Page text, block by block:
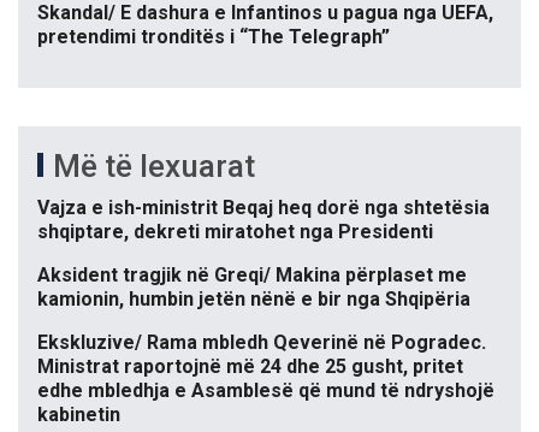
Skandal/ E dashura e Infantinos u pagua nga UEFA,
pretendimi tronditës i “The Telegraph”
Më të lexuarat
Vajza e ish-ministrit Beqaj heq dorë nga shtetësia
shqiptare, dekreti miratohet nga Presidenti
Aksident tragjik në Greqi/ Makina përplaset me
kamionin, humbin jetën nënë e bir nga Shqipëria
Ekskluzive/ Rama mbledh Qeverinë në Pogradec.
Ministrat raportojnë më 24 dhe 25 gusht, pritet
edhe mbledhja e Asamblesë që mund të ndryshojë
kabinetin